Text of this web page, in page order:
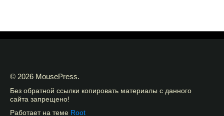
© 2026 MousePress.
Без обратной ссылки копировать материалы с данного
сайта запрещено!
Работает на теме Root